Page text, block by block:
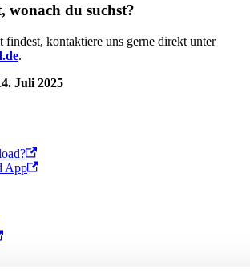
wonach du suchst?
findest, kontaktiere uns gerne direkt unter
.
Juli 2025
App